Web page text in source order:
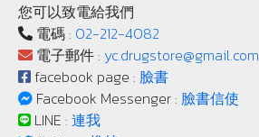
您可以致電給我們
電碼 : 02-212-4082
電子郵件 : yc.drugstore@gmail.com
facebook page : 臉書
Facebook Messenger : 臉書信使
LINE : 連我